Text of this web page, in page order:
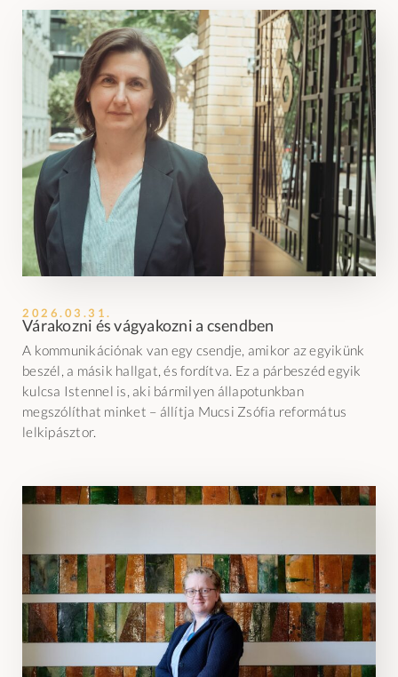
2026.03.31.
Várakozni és vágyakozni a csendben
A kommunikációnak van egy csendje, amikor az egyikünk
beszél, a másik hallgat, és fordítva. Ez a párbeszéd egyik
kulcsa Istennel is, aki bármilyen állapotunkban
megszólíthat minket – állítja Mucsi Zsófia református
lelkipásztor.